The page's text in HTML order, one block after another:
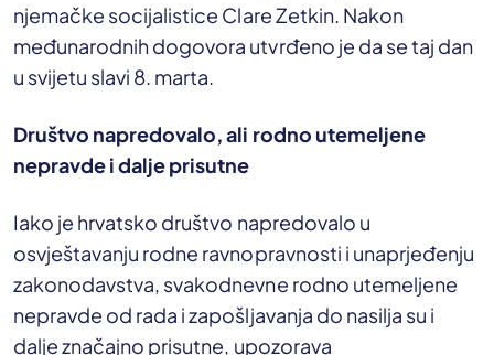
njemačke socijalistice Clare Zetkin. Nakon
međunarodnih dogovora utvrđeno je da se taj dan
u svijetu slavi 8. marta.
Društvo napredovalo, ali rodno utemeljene
nepravde i dalje prisutne
Iako je hrvatsko društvo napredovalo u
osvještavanju rodne ravnopravnosti i unaprjeđenju
zakonodavstva, svakodnevne rodno utemeljene
nepravde od rada i zapošljavanja do nasilja su i
dalje značajno prisutne, upozorava